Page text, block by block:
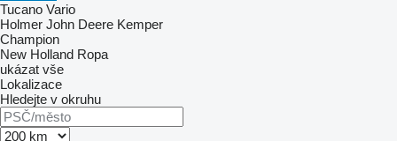
Tucano Vario
Holmer John Deere Kemper
Champion
New Holland Ropa
ukázat vše
Lokalizace
Hledejte v okruhu